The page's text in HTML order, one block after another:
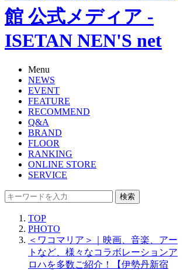
館 公式メディア -
ISETAN NEN'S net
Menu
NEWS
EVENT
FEATURE
RECOMMEND
Q&A
BRAND
FLOOR
RANKING
ONLINE STORE
SERVICE
検索
TOP
PHOTO
＜ワコマリア＞｜映画、音楽、アー
トなど、様々なコラボレーションア
ロハを多数ご紹介！【伊勢丹新宿